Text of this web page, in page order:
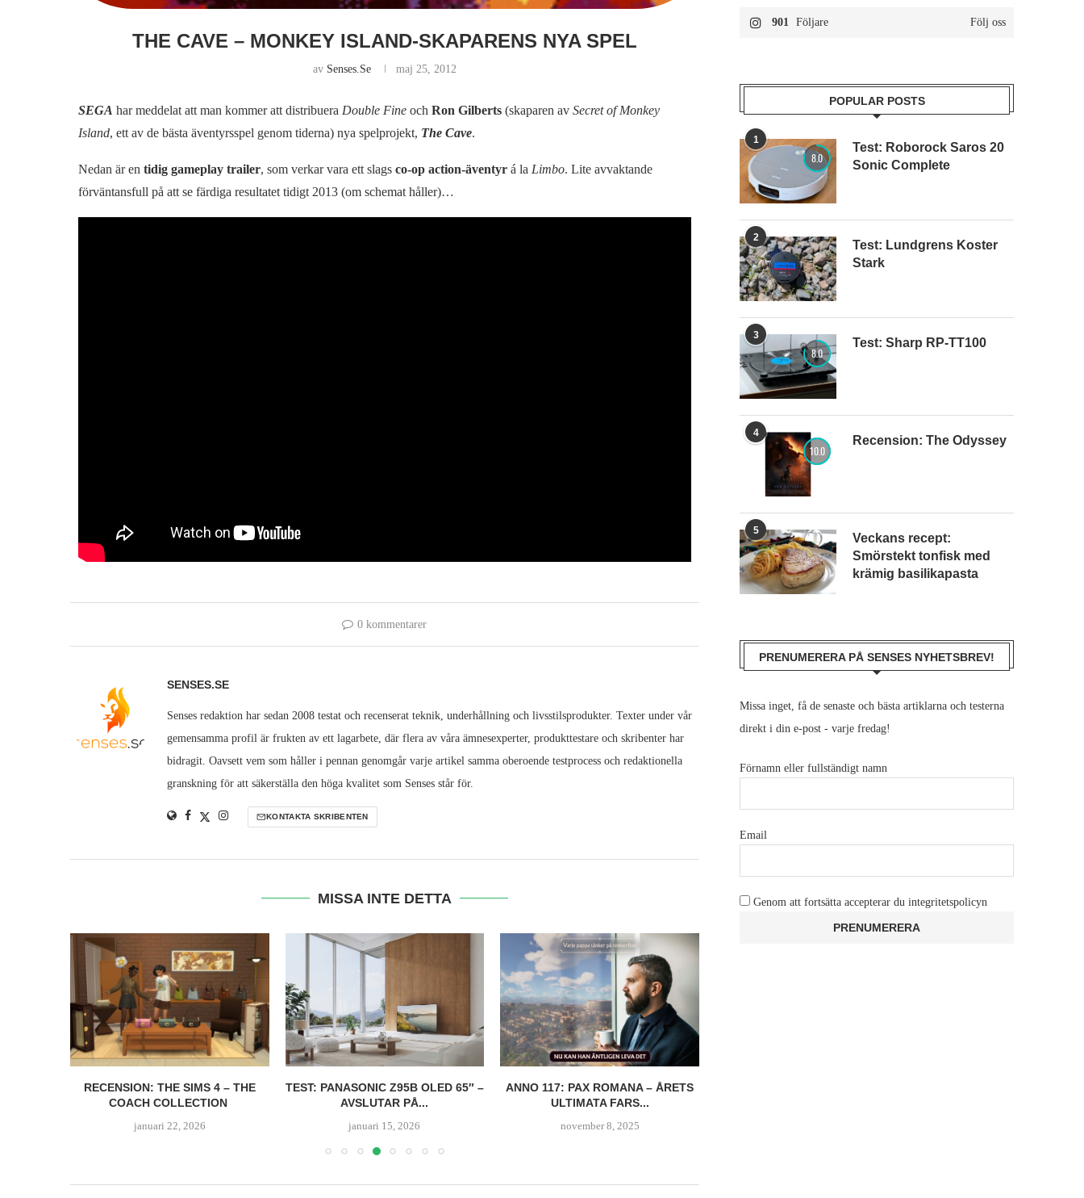
THE CAVE – MONKEY ISLAND-SKAPARENS NYA SPEL
av Senses.se maj 25, 2012
SEGA har meddelat att man kommer att distribuera Double Fineoch Ron Gilberts(skaparen av Secret of Monkey
Island, ett av de bästa äventyrsspel genom tiderna) nya spelprojekt, The Cave.
Nedan är en tidig gameplay trailer, som verkar vara ett slags co-op action-äventyrá la Limbo. Lite avvaktande
förväntansfull på att se färdiga resultatet tidigt 2013 (om schemat håller)…
0 kommentarer
SENSES.SE
Senses redaktion har sedan 2008 testat och recenserat teknik, underhållning och livsstilsprodukter. Texter under vår
gemensamma profil är frukten av ett lagarbete, där flera av våra ämnesexperter, produkttestare och skribenter har
bidragit. Oavsett vem som håller i pennan genomgår varje artikel samma oberoende testprocess och redaktionella
granskning för att säkerställa den höga kvalitet som Senses står för.
KONTAKTA SKRIBENTEN
MISSA INTE DETTA
RECENSION: THE SIMS 4 – THE
COACH COLLECTION
januari 22, 2026
TEST: PANASONIC Z95B OLED 65″ –
AVSLUTAR PÅ...
januari 15, 2026
ANNO 117: PAX ROMANA – ÅRETS
ULTIMATA FARS...
november 8, 2025
901 Följare Följ oss
POPULAR POSTS
1
8.0
Test: Roborock Saros 20
Sonic Complete
2
Test: Lundgrens Koster
Stark
3
8.0
Test: Sharp RP-TT100
4
10.0
Recension: The Odyssey
5
Veckans recept:
Smörstekt tonfisk med
krämig basilikapasta
PRENUMERERA PÅ SENSES NYHETSBREV!
Missa inget, få de senaste och bästa artiklarna och testerna
direkt i din e-post - varje fredag!
Förnamn eller fullständigt namn
Email
Genom att fortsätta accepterar du integritetspolicyn